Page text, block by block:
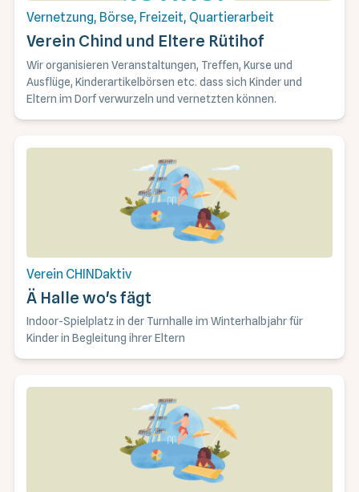
Verein Chind und Eltere Rütihof
Vernetzung, Börse, Freizeit, Quartierarbeit
Wir organisieren Veranstaltungen, Treffen, Kurse und
Ausflüge, Kinderartikelbörsen etc. dass sich Kinder und
Eltern im Dorf verwurzeln und vernetzten können.
Ä Halle wo's fägt
Verein CHINDaktiv
Indoor-Spielplatz in der Turnhalle im Winterhalbjahr für
Kinder in Begleitung ihrer Eltern